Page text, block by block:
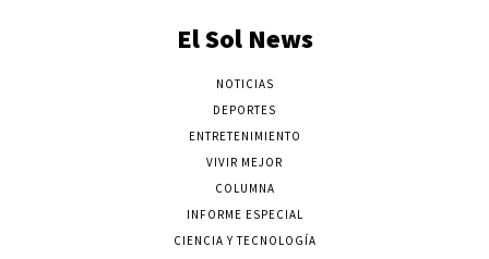
El Sol News
NOTICIAS
DEPORTES
ENTRETENIMIENTO
VIVIR MEJOR
COLUMNA
INFORME ESPECIAL
CIENCIA Y TECNOLOGÍA